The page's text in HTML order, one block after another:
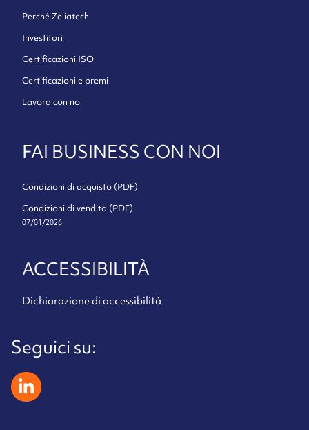
Perché Zeliatech
Investitori
Certificazioni ISO
Certificazioni e premi
Lavora con noi
FAI BUSINESS CON NOI
Condizioni di acquisto (PDF)
Condizioni di vendita (PDF)
07/01/2026
ACCESSIBILITÀ
Dichiarazione di accessibilità
Seguici su:
zeliatech linkedin